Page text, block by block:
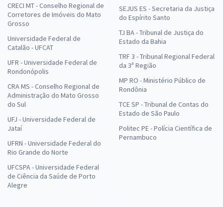
CRECI MT - Conselho Regional de
Corretores de Imóveis do Mato
Grosso
Universidade Federal de
Catalão - UFCAT
UFR - Universidade Federal de
Rondonópolis
CRA MS - Conselho Regional de
Administração do Mato Grosso
do Sul
UFJ - Universidade Federal de
Jataí
UFRN - Universidade Federal do
Rio Grande do Norte
UFCSPA - Universidade Federal
de Ciência da Saúde de Porto
Alegre
SEJUS ES - Secretaria da Justiça
do Espírito Santo
TJ BA - Tribunal de Justiça do
Estado da Bahia
TRF 3 - Tribunal Regional Federal
da 3ª Região
MP RO - Ministério Público de
Rondônia
TCE SP - Tribunal de Contas do
Estado de São Paulo
Politec PE - Polícia Científica de
Pernambuco